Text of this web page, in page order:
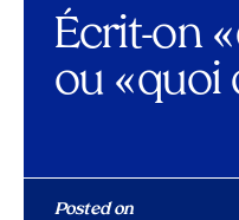
Écrit-on «
ou « quoi
Posted on